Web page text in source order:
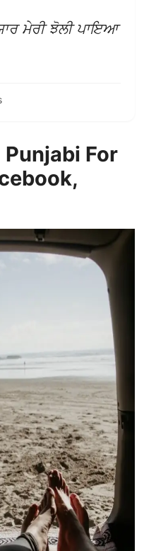
ਮੇਰੀ ਝੋਲੀ ਪਾਇਆ
For